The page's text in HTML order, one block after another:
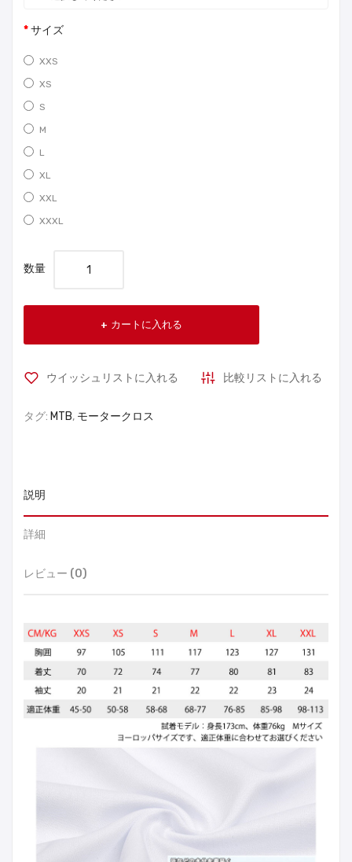
サイズ
XXS
XS
S
M
L
XL
XXL
XXXL
数量
カートに入れる
ウイッシュリストに入れる 比較リストに入れる
タグ: MTB, モータークロス
説明
詳細
レビュー (0)